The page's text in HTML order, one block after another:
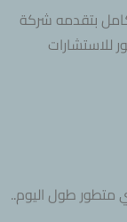
بتقدمه شركة
للاستشارات
متطور طول اليوم..